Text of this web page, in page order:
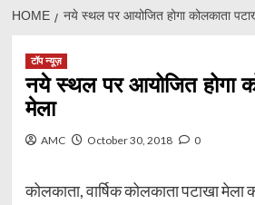
HOME नये स्थल पर आयोजित होगा कोलकाता
टॉप न्यूज़
नये स्थल पर आयोजित होगा
मेला
AMC October 30, 2018 0
कोलकाता, वार्षिक कोलकाता पटाखा